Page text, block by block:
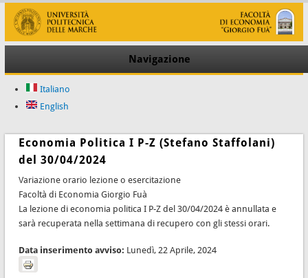
Navigazione
Italiano
English
Economia Politica I P-Z (Stefano Staffolani)
del 30/04/2024
Variazione orario lezione o esercitazione
Facoltà di Economia Giorgio Fuà
La lezione di economia politica I P-Z del 30/04/2024 è annullata e
sarà recuperata nella settimana di recupero con gli stessi orari.
Data inserimento avviso: Lunedì, 22 Aprile, 2024